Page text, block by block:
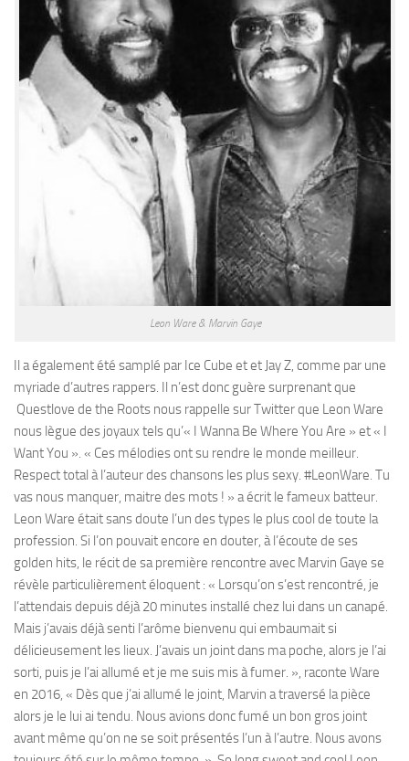
Leon Ware & Marvin Gaye
Il a également été samplé par Ice Cube et et Jay Z, comme par une
myriade d’autres rappers. Il n’est donc guère surprenant que
Questlove de the Roots nous rappelle sur Twitter que Leon Ware
nous lègue des joyaux tels qu’« I Wanna Be Where You Are » et « I
Want You ». « Ces mélodies ont su rendre le monde meilleur.
Respect total à l’auteur des chansons les plus sexy. #LeonWare. Tu
vas nous manquer, maitre des mots ! » a écrit le fameux batteur.
Leon Ware était sans doute l’un des types le plus cool de toute la
profession. Si l’on pouvait encore en douter, à l’écoute de ses
golden hits, le récit de sa première rencontre avec Marvin Gaye se
révèle particulièrement éloquent : « Lorsqu’on s’est rencontré, je
l’attendais depuis déjà 20 minutes installé chez lui dans un canapé.
Mais j’avais déjà senti l’arôme bienvenu qui embaumait si
délicieusement les lieux. J’avais un joint dans ma poche, alors je l’ai
sorti, puis je l’ai allumé et je me suis mis à fumer. », raconte Ware
en 2016, « Dès que j’ai allumé le joint, Marvin a traversé la pièce
alors je le lui ai tendu. Nous avions donc fumé un bon gros joint
avant même qu’on ne se soit présentés l’un à l’autre. Nous avons